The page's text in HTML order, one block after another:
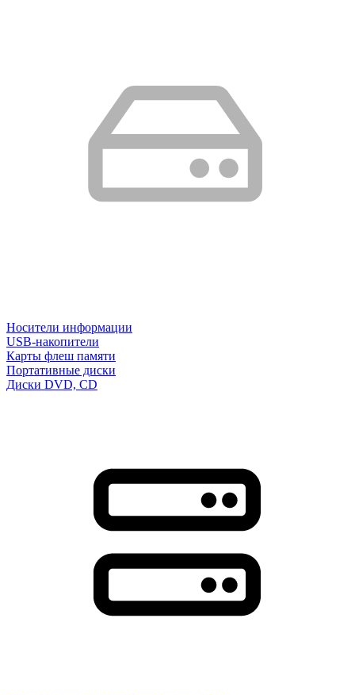
Носители информации
USB-накопители
Карты флеш памяти
Портативные диски
Диски DVD, CD